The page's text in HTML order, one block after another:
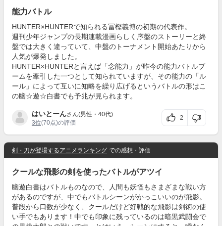
能力バトル
HUNTER×HUNTERで知られる冨樫義博の初期の代表作。
週刊少年ジャンプの長期連載漫画らしく序盤のストーリーと終
盤では大きく違っていて、中盤のトーナメント開始あたりから
人気が爆発しました。
HUNTER×HUNTERと言えば「念能力」が昨今の能力バトルブ
ームを牽引した一つとして知られていますが、その能力の「ル
ール」によって互いに知略を繰り広げるというバトルの形はこ
の幽☆遊☆白書でも予兆が見られます。
はいとーんさん(男性・40代)
3位(70点)の評価
2
剣・刀が登場するアニメランキング での感想・評価
クールな飛影の剣を使ったバトルがアツイ
幽遊白書はバトルものなので、人間も妖怪もさまざまな戦い方
があるのですが、中でもバトルシーンがかっこいいのが飛影。
普段から口数が少なく、クールだけど好戦的な飛影は剣術の使
い手でもあります！中でも印象に残っているのは暗黒武闘会で